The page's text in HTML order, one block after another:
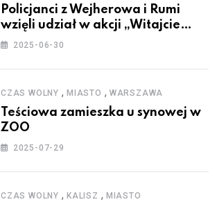
Policjanci z Wejherowa i Rumi
wzięli udział w akcji „Witajcie
Wakacje”
2025-06-30
CZAS WOLNY , MIASTO , WARSZAWA
Teściowa zamieszka u synowej w
ZOO
2025-07-29
CZAS WOLNY , KALISZ , MIASTO